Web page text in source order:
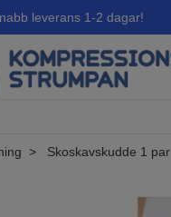
leverans 1-2 dagar!
Skoskavskudde 1 par